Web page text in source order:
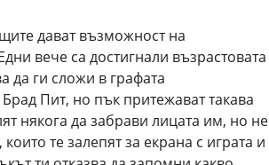
дават възможност на
вече са достигнали възрастовата
да ги сложи в графата
Пит, но пък притежават такава
някога да забрави лицата им, но не
те залепят за екрана с играта и